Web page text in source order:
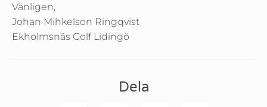
Vänligen,
Johan Mihkelson Ringqvist
Ekholmsnäs Golf Lidingö
Dela